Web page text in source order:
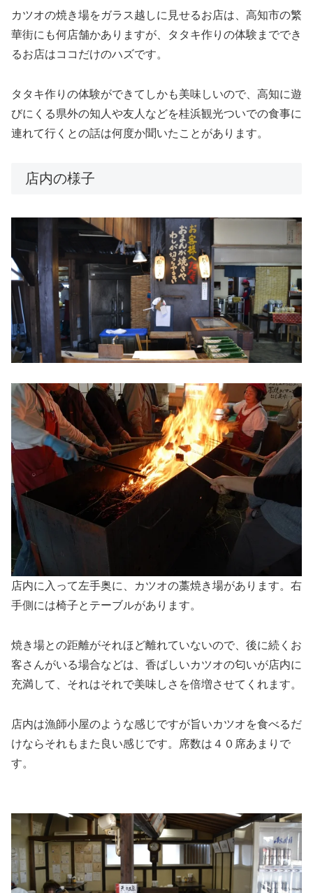
カツオの焼き場をガラス越しに見せるお店は、高知市の繁
華街にも何店舗かありますが、タタキ作りの体験まででき
るお店はココだけのハズです。
タタキ作りの体験ができてしかも美味しいので、高知に遊
びにくる県外の知人や友人などを桂浜観光ついでの食事に
連れて行くとの話は何度か聞いたことがあります。
店内の様子
店内に入って左手奥に、カツオの藁焼き場があります。右
手側には椅子とテーブルがあります。
焼き場との距離がそれほど離れていないので、後に続くお
客さんがいる場合などは、香ばしいカツオの匂いが店内に
充満して、それはそれで美味しさを倍増させてくれます。
店内は漁師小屋のような感じですが旨いカツオを食べるだ
けならそれもまた良い感じです。席数は４０席あまりで
す。